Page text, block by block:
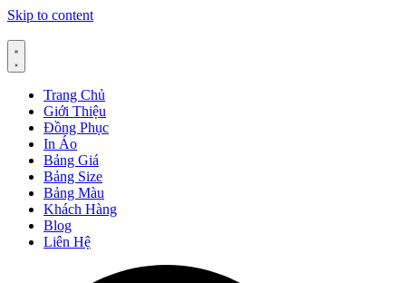
Skip to content
Trang Chủ
Giới Thiệu
Đồng Phục
In Áo
Bảng Giá
Bảng Size
Bảng Màu
Khách Hàng
Blog
Liên Hệ